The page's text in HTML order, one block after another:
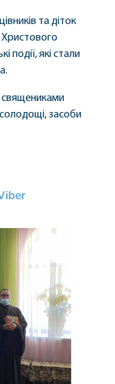
та діток
Христового
події, які стали
священиками
солодощі, засоби